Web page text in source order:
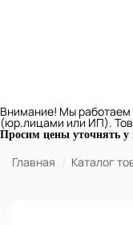
Внимание! Мы работаем
(юр.лицами или ИП).
Просим цены уточнять у
Главная Каталог